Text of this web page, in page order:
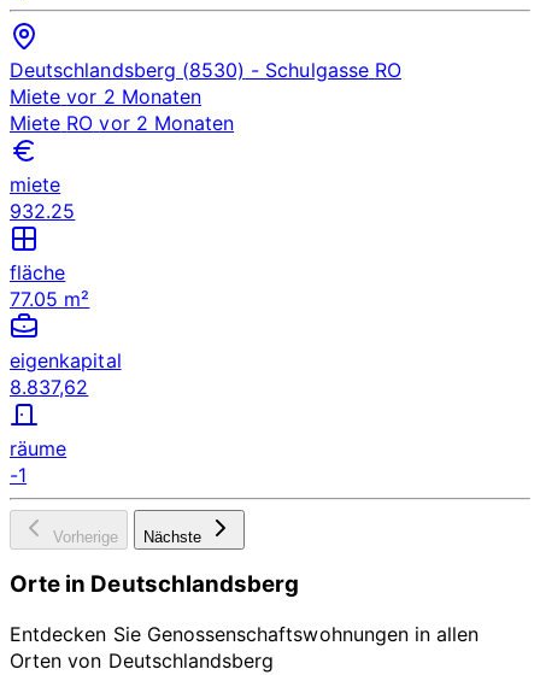
Deutschlandsberg (8530) - Schulgasse RO
Miete vor 2 Monaten
Miete RO vor 2 Monaten
miete
932.25
fläche
77.05 m²
eigenkapital
8.837,62
räume
-1
Vorherige Nächste
Orte in Deutschlandsberg
Entdecken Sie Genossenschaftswohnungen in allen
Orten von Deutschlandsberg